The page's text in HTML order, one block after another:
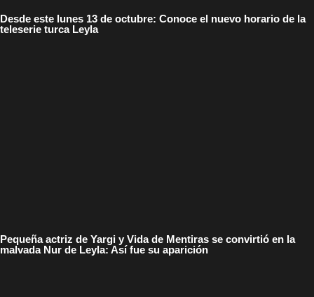
Desde este lunes 13 de octubre: Conoce el nuevo horario de la
teleserie turca Leyla
Pequeña actriz de Yargi y Vida de Mentiras se convirtió en la
malvada Nur de Leyla: Así fue su aparición